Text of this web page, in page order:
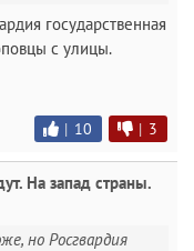
государственная
с улицы.
| 10 | 3
На запад страны.
но Росгвардия